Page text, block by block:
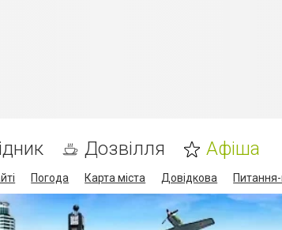
Дозвілля Афіша
Погода Карта міста Довідкова Питання-